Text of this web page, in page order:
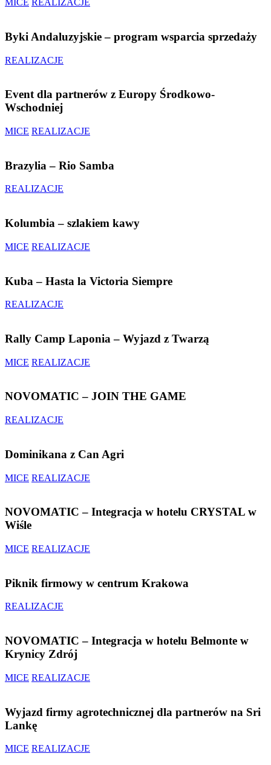
MICE REALIZACJE
Byki Andaluzyjskie – program wsparcia sprzedaży
REALIZACJE
Event dla partnerów z Europy Środkowo-
Wschodniej
MICE REALIZACJE
Brazylia – Rio Samba
REALIZACJE
Kolumbia – szlakiem kawy
MICE REALIZACJE
Kuba – Hasta la Victoria Siempre
REALIZACJE
Rally Camp Laponia – Wyjazd z Twarzą
MICE REALIZACJE
NOVOMATIC – JOIN THE GAME
REALIZACJE
Dominikana z Can Agri
MICE REALIZACJE
NOVOMATIC – Integracja w hotelu CRYSTAL w
Wiśle
MICE REALIZACJE
Piknik firmowy w centrum Krakowa
REALIZACJE
NOVOMATIC – Integracja w hotelu Belmonte w
Krynicy Zdrój
MICE REALIZACJE
Wyjazd firmy agrotechnicznej dla partnerów na Sri
Lankę
MICE REALIZACJE